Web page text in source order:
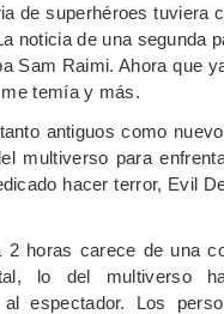
de superhéroes tuviera
noticia de una segunda
Sam Raimi. Ahora que
temía y más.
antiguos como
multiverso para
hacer terror, Evil
2 horas carece de una
lo del multiverso
espectador. Los